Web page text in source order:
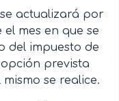
actualizará por
mes en que se
del impuesto de
prevista
se realice.